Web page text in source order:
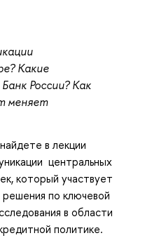
Какие
России? Как
меняет
в лекции
центральных
который участвует
по ключевой
в области
политике.